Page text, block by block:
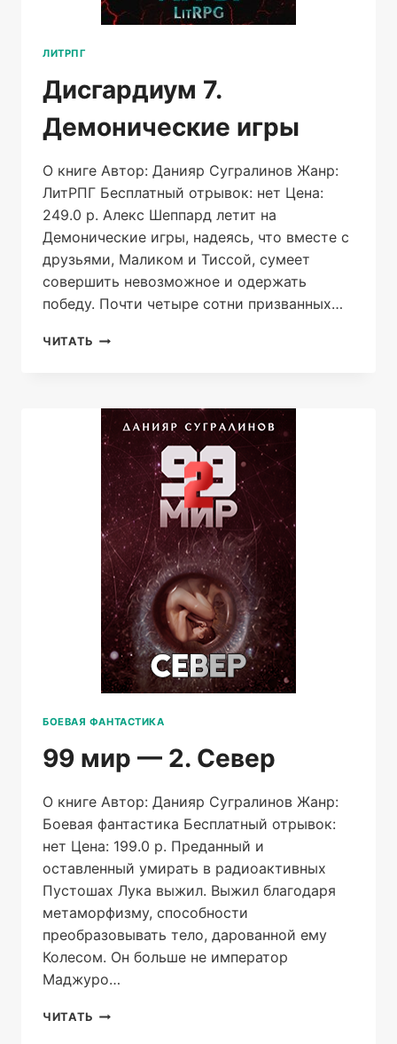
ЛИТРПГ
Дисгардиум 7.
Демонические игры
О книге Автор: Данияр Сугралинов Жанр:
ЛитРПГ Бесплатный отрывок: нет Цена:
249.0 р. Алекс Шеппард летит на
Демонические игры, надеясь, что вместе с
друзьями, Маликом и Тиссой, сумеет
совершить невозможное и одержать
победу. Почти четыре сотни призванных…
ЧИТАТЬ ДИСГАРДИУМ
БОЕВАЯ ФАНТАСТИКА
99 мир — 2. Север
О книге Автор: Данияр Сугралинов Жанр:
Боевая фантастика Бесплатный отрывок:
нет Цена: 199.0 р. Преданный и
оставленный умирать в радиоактивных
Пустошах Лука выжил. Выжил благодаря
метаморфизму, способности
преобразовывать тело, дарованной ему
Колесом. Он больше не император
Маджуро…
ЧИТАТЬ 99